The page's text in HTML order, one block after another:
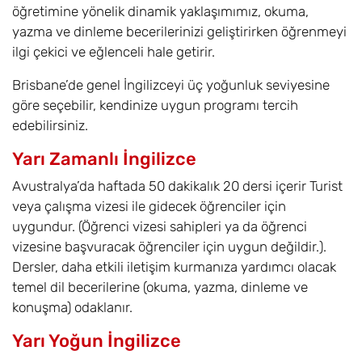
öğretimine yönelik dinamik yaklaşımımız, okuma,
yazma ve dinleme becerilerinizi geliştirirken öğrenmeyi
ilgi çekici ve eğlenceli hale getirir.
Brisbane’de genel İngilizceyi üç yoğunluk seviyesine
göre seçebilir, kendinize uygun programı tercih
edebilirsiniz.
Yarı Zamanlı İngilizce
Avustralya’da haftada 50 dakikalık 20 dersi içerir Turist
veya çalışma vizesi ile gidecek öğrenciler için
uygundur. (Öğrenci vizesi sahipleri ya da öğrenci
vizesine başvuracak öğrenciler için uygun değildir.).
Dersler, daha etkili iletişim kurmanıza yardımcı olacak
temel dil becerilerine (okuma, yazma, dinleme ve
konuşma) odaklanır.
Yarı Yoğun İngilizce